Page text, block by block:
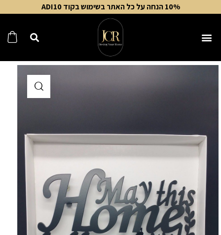
10% הנחה על כל האתר בשימוש בקוד ADI10